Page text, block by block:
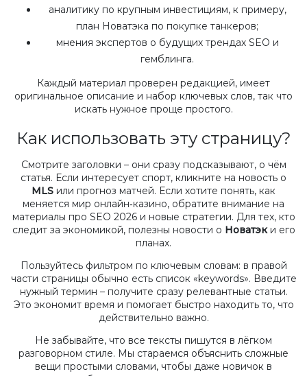
аналитику по крупным инвестициям, к примеру,
план Новатэка по покупке танкеров;
мнения экспертов о будущих трендах SEO и
гемблинга.
Каждый материал проверен редакцией, имеет
оригинальное описание и набор ключевых слов, так что
искать нужное проще простого.
Как использовать эту страницу?
Смотрите заголовки – они сразу подсказывают, о чём
статья. Если интересует спорт, кликните на новость о
MLS или прогноз матчей. Если хотите понять, как
меняется мир онлайн‑казино, обратите внимание на
материалы про SEO 2026 и новые стратегии. Для тех, кто
следит за экономикой, полезны новости о Новатэки его
планах.
Пользуйтесь фильтром по ключевым словам: в правой
части страницы обычно есть список «keywords». Введите
нужный термин – получите сразу релевантные статьи.
Это экономит время и помогает быстро находить то, что
действительно важно.
Не забывайте, что все тексты пишутся в лёгком
разговорном стиле. Мы стараемся объяснить сложные
вещи простыми словами, чтобы даже новичок в